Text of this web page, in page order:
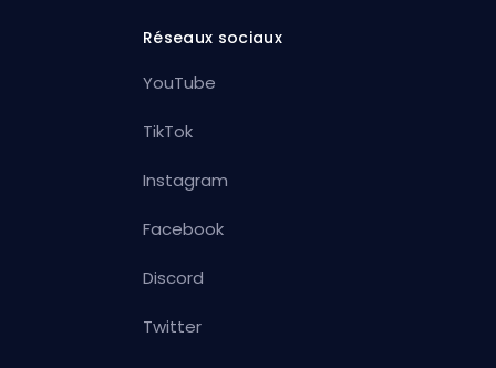
Réseaux sociaux
YouTube
TikTok
Instagram
Facebook
Discord
Twitter